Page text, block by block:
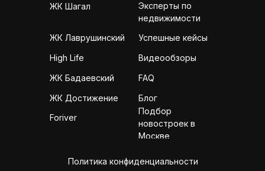
Эксперты по
недвижимости
Успешные кейсы
Видеообзоры
FAQ
Блог
Подбор
новостроек в
Москве
Политика конфиденциальности
Foriver
ЖК Достижение
ЖК Бадаевский
High Life
ЖК Лаврушинский
ЖК Шагал